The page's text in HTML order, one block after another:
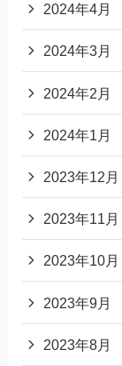
2024年4月
2024年3月
2024年2月
2024年1月
2023年12月
2023年11月
2023年10月
2023年9月
2023年8月